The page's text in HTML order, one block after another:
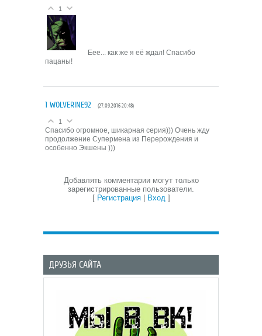
1
Eee... как же я её ждал! Спасибо
пацаны!
1 WOLVERINE92 (27.09.2016 20:48)
1
Спасибо огромное, шикарная серия))) Очень жду
продолжение Супермена из Перерождения и
особенно Экшены )))
Добавлять комментарии могут только
зарегистрированные пользователи.
[ Регистрация| Вход]
ДРУЗЬЯ САЙТА